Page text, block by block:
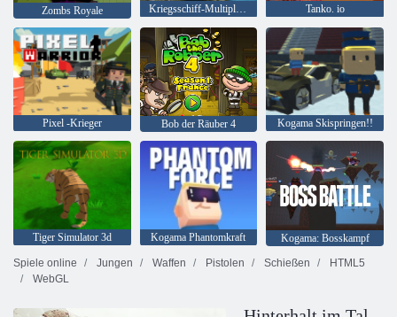
Zombs Royale Kriegsschiff-Multiplayer Tanko. io
Pixel -Krieger Bob der Räuber 4 Kogama Skispringen!!
Tiger Simulator 3d Kogama Phantomkraft
Kogama: Bosskampf
Spiele online
Jungen Waffen Pistolen Schießen
HTML5
WebGL